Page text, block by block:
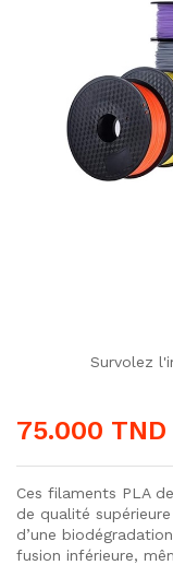
Survolez
75.000 TND
Ces filaments PLA
de qualité
d’une
fusion inférieure,